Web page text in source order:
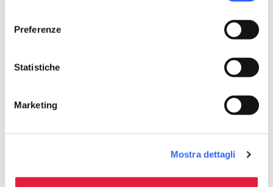
Preferenze
Statistiche
Marketing
Mostra dettagli
Giochi per bambini
self_improvement Benessere
work Business e Mice
Animali ammessi (Pet friendly)